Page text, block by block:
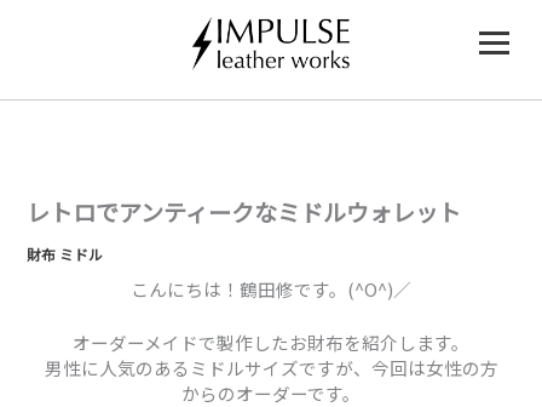
レトロでアンティークなミドルウォレット
財布 ミドル
こんにちは！鶴田修です。(^O^)／
オーダーメイドで製作したお財布を紹介します。
男性に人気のあるミドルサイズですが、今回は女性の方
からのオーダーです。